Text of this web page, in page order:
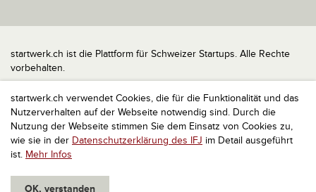
startwerk.ch verwendet Cookies, die für die Funktionalität und das
Nutzerverhalten auf der Webseite notwendig sind. Durch die
Nutzung der Webseite stimmen Sie dem Einsatz von Cookies zu,
wie sie in der Datenschutzerklärung des IFJ im Detail ausgeführt
ist. Mehr Infos
OK, verstanden
startwerk.ch ist die Plattform für Schweizer Startups. Alle Rechte
vorbehalten.
Impressum
Kontakt
nach oben